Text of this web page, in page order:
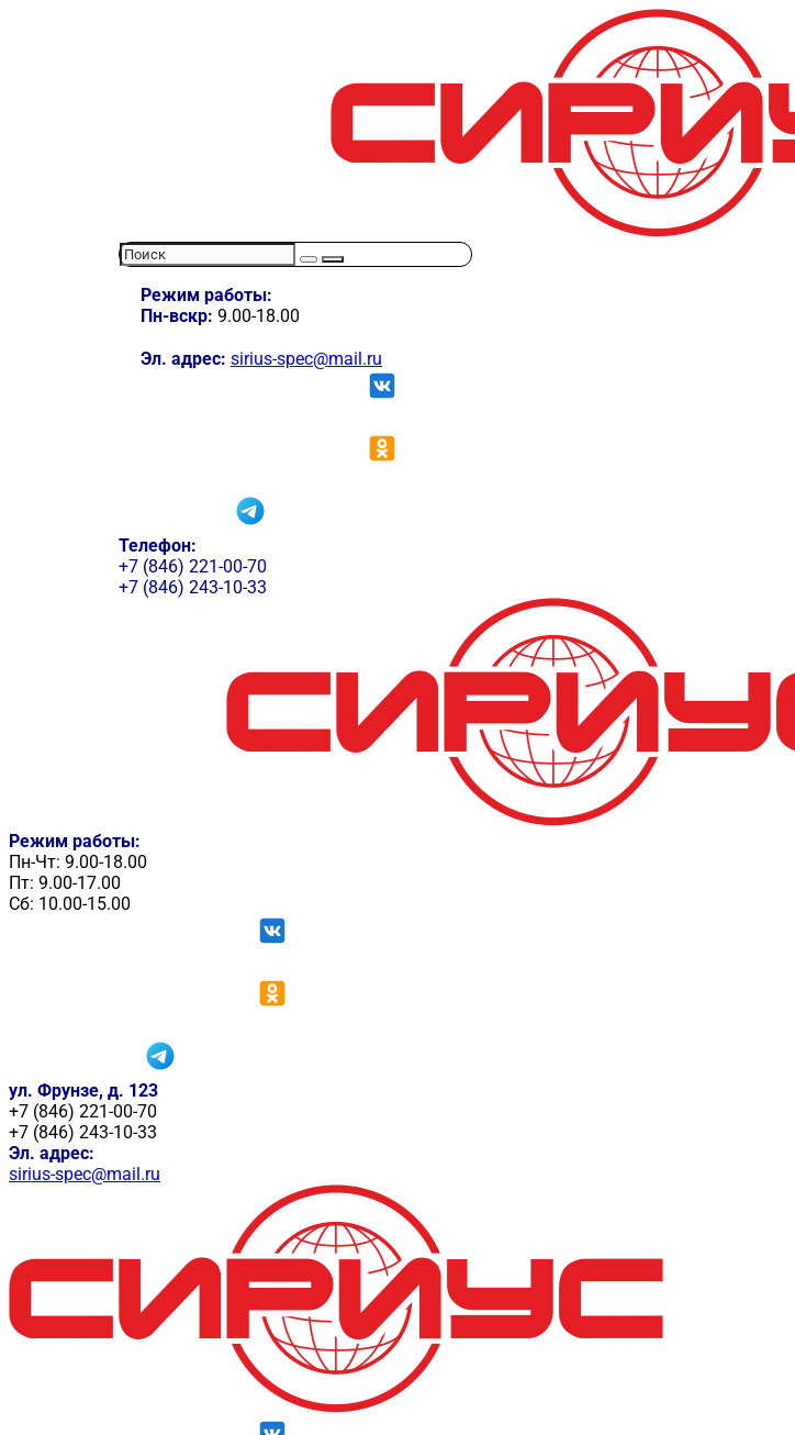
Режим работы:
Пн-вскр: 9.00-18.00
Эл. адрес: sirius-spec@mail.ru
Телефон:
+7 (846) 221-00-70
+7 (846) 243-10-33
Режим работы:
Пн-Чт: 9.00-18.00
Пт: 9.00-17.00
Сб: 10.00-15.00
ул. Фрунзе, д. 123
+7 (846) 221-00-70
+7 (846) 243-10-33
Эл. адрес:
sirius-spec@mail.ru